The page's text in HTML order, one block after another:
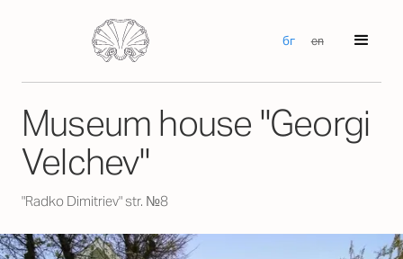
бг en
Museum house "Georgi
Velchev"
"Radko Dimitriev" str. №8